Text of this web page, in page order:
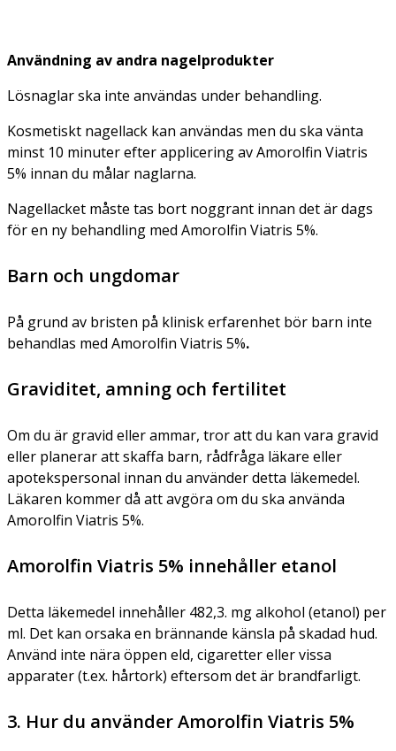
Användning av andra nagelprodukter
Lösnaglar ska inte användas under behandling.
Kosmetiskt nagellack kan användas men du ska vänta
minst 10 minuter efter applicering av Amorolfin Viatris
5% innan du målar naglarna.
Nagellacket måste tas bort noggrant innan det är dags
för en ny behandling med Amorolfin Viatris 5%.
Barn och ungdomar
På grund av bristen på klinisk erfarenhet bör barn inte
behandlas med Amorolfin Viatris 5%.
Graviditet, amning och fertilitet
Om du är gravid eller ammar, tror att du kan vara gravid
eller planerar att skaffa barn, rådfråga läkare eller
apotekspersonal innan du använder detta läkemedel.
Läkaren kommer då att avgöra om du ska använda
Amorolfin Viatris 5%.
Amorolfin Viatris 5% innehåller etanol
Detta läkemedel innehåller 482,3. mg alkohol (etanol) per
ml. Det kan orsaka en brännande känsla på skadad hud.
Använd inte nära öppen eld, cigaretter eller vissa
apparater (t.ex. hårtork) eftersom det är brandfarligt.
3. Hur du använder Amorolfin Viatris 5%